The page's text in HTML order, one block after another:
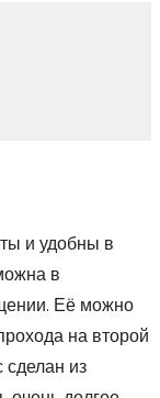
и удобны в
в
Её можно
на второй
сделан из